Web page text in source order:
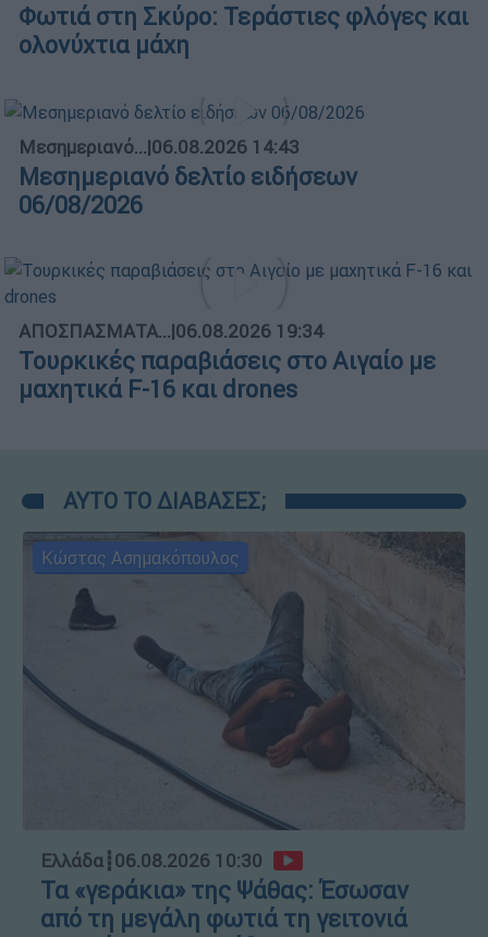
Φωτιά στη Σκύρο: Τεράστιες φλόγες και
ολονύχτια μάχη
Μεσημεριανό...|06.08.2026 14:43
Μεσημεριανό δελτίο ειδήσεων
06/08/2026
ΑΠΟΣΠΑΣΜΑΤΑ...|06.08.2026 19:34
Τουρκικές παραβιάσεις στο Αιγαίο με
μαχητικά F-16 και drones
ΑΥΤΟ ΤΟ ΔΙΑΒΑΣΕΣ;
Κώστας Ασημακόπουλος
Ελλάδα┋06.08.2026 10:30
Τα «γεράκια» της Ψάθας: Έσωσαν
από τη μεγάλη φωτιά τη γειτονιά